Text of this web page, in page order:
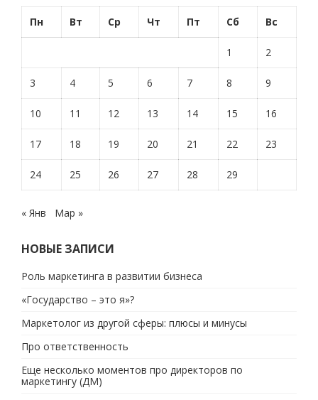
Пн Вт Ср Чт Пт Сб Вс
1 2
3 4 5 6 7 8 9
10 11 12 13 14 15 16
17 18 19 20 21 22 23
24 25 26 27 28 29
« Янв Мар »
НОВЫЕ ЗАПИСИ
Роль маркетинга в развитии бизнеса
«Государство – это я»?
Маркетолог из другой сферы: плюсы и минусы
Про ответственность
Еще несколько моментов про директоров по
маркетингу (ДМ)